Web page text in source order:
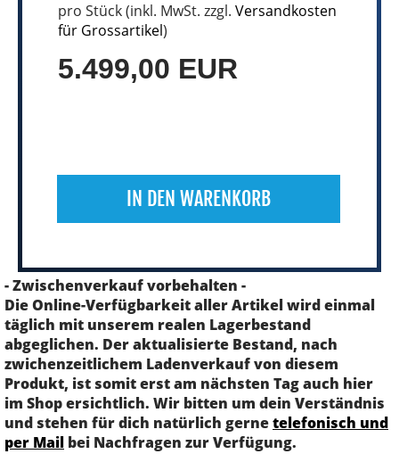
pro Stück (inkl. MwSt. zzgl. Versandkosten
für Grossartikel)
5.499,00 EUR
IN DEN WARENKORB
- Zwischenverkauf vorbehalten -
Die Online-Verfügbarkeit aller Artikel wird einmal
täglich mit unserem realen Lagerbestand
abgeglichen. Der aktualisierte Bestand, nach
zwichenzeitlichem Ladenverkauf von diesem
Produkt, ist somit erst am nächsten Tag auch hier
im Shop ersichtlich. Wir bitten um dein Verständnis
und stehen für dich natürlich gernetelefonisch und
per Mail bei Nachfragen zur Verfügung.